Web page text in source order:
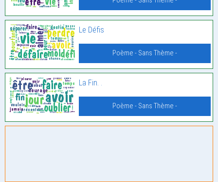
Le Défis
Poème - Sans Thème -
La Fin. .
Poème - Sans Thème -